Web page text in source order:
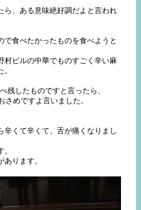
ら、ある意味絶好調だよと言われ
で食べたかったものを食べようと
村ビルの中華でものすごく辛い麻
残したものですと言ったら、
さめですよ言いました。
辛くて辛くて、舌が痛くなりまし
あります。